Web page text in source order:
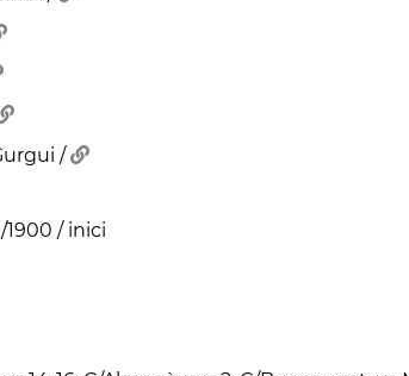
/
1900 / inici